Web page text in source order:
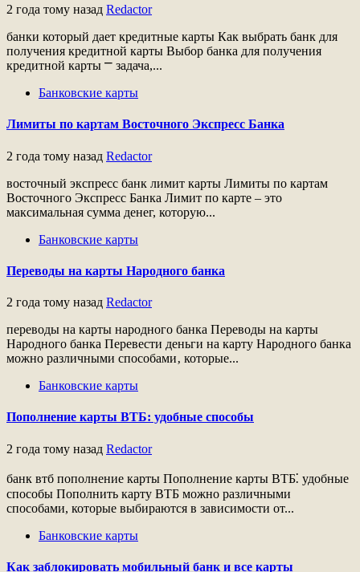
2 года тому назад Redactor
банки который дает кредитные карты Как выбрать банк для
получения кредитной карты Выбор банка для получения
кредитной карты ⎻ задача,...
Банковские карты
Лимиты по картам Восточного Экспресс Банка
2 года тому назад Redactor
восточный экспресс банк лимит карты Лимиты по картам
Восточного Экспресс Банка Лимит по карте – это
максимальная сумма денег, которую...
Банковские карты
Переводы на карты Народного банка
2 года тому назад Redactor
переводы на карты народного банка Переводы на карты
Народного банка Перевести деньги на карту Народного банка
можно различными способами‚ которые...
Банковские карты
Пополнение карты ВТБ: удобные способы
2 года тому назад Redactor
банк втб пополнение карты Пополнение карты ВТБ⁚ удобные
способы Пополнить карту ВТБ можно различными
способами, которые выбираются в зависимости от...
Банковские карты
Как заблокировать мобильный банк и все карты